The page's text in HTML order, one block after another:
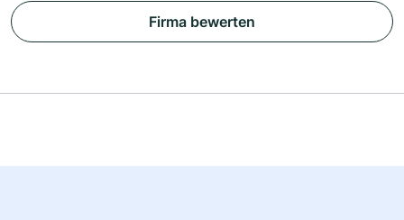
Firma bewerten